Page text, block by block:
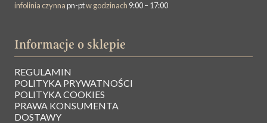
O NAS
BAZA WIEDZY
infolinia czynnapn-ptw godzinach 9:00 – 17:00
Informacje o sklepie
REGULAMIN
POLITYKA PRYWATNOŚCI
POLITYKA COOKIES
PRAWA KONSUMENTA
DOSTAWY